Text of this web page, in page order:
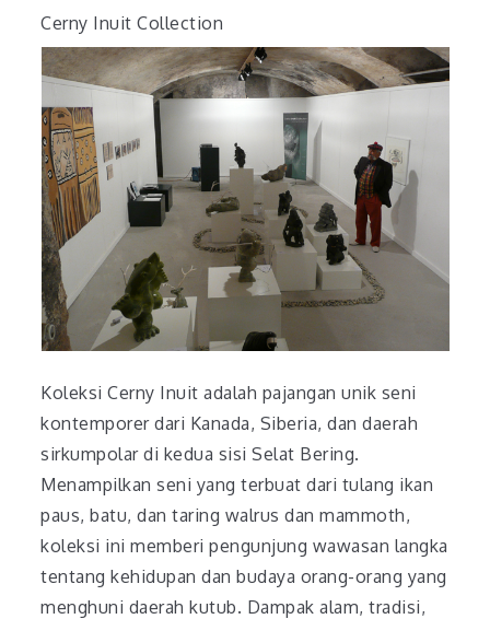
Cerny Inuit Collection
Koleksi Cerny Inuit adalah pajangan unik seni
kontemporer dari Kanada, Siberia, dan daerah
sirkumpolar di kedua sisi Selat Bering.
Menampilkan seni yang terbuat dari tulang ikan
paus, batu, dan taring walrus dan mammoth,
koleksi ini memberi pengunjung wawasan langka
tentang kehidupan dan budaya orang-orang yang
menghuni daerah kutub. Dampak alam, tradisi,